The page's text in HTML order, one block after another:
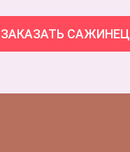
ЗАКАЗАТЬ САЖИНЕЦ